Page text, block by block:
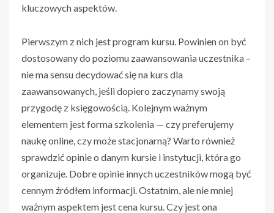
kluczowych aspektów.
Pierwszym z nich jest program kursu. Powinien on być
dostosowany do poziomu zaawansowania uczestnika –
nie ma sensu decydować się na kurs dla
zaawansowanych, jeśli dopiero zaczynamy swoją
przygodę z księgowością. Kolejnym ważnym
elementem jest forma szkolenia — czy preferujemy
naukę online, czy może stacjonarną? Warto również
sprawdzić opinie o danym kursie i instytucji, która go
organizuje. Dobre opinie innych uczestników mogą być
cennym źródłem informacji. Ostatnim, ale nie mniej
ważnym aspektem jest cena kursu. Czy jest ona